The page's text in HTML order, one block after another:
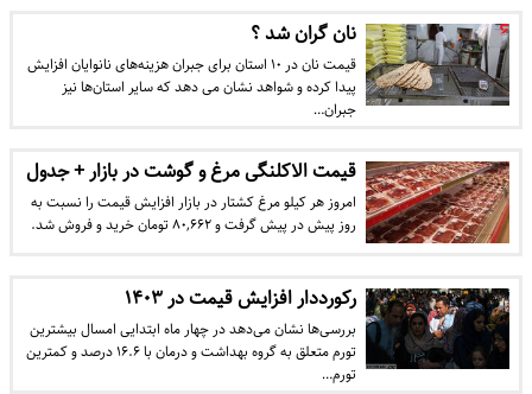
نان گران شد ؟
قیمت نان در ۱۰ استان برای جبران هزینه‌های نانوایان افزایش
پیدا کرده و شواهد نشان می دهد که سایر استان‌ها نیز
جبران…
قیمت الاکلنگی مرغ و گوشت در بازار + جدول
امروز هر کیلو مرغ کشتار در بازار افزایش قیمت را نسبت به
روز پیش در پیش گرفت و ۸۰,۶۶۲ تومان خرید و فروش شد.
رکورددار افزایش قیمت‌ در ۱۴۰۳
بررسی‌ها نشان می‌دهد در چهار ماه ابتدایی امسال بیشترین
تورم متعلق به گروه بهداشت و درمان با ۱۶.۶ درصد و کمترین
تورم…